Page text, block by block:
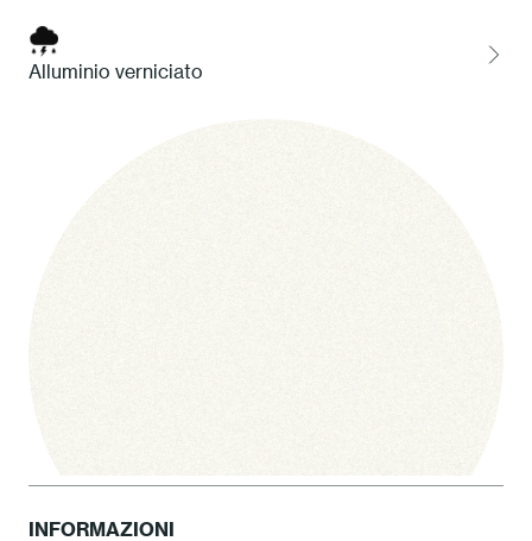
Alluminio verniciato
INFORMAZIONI